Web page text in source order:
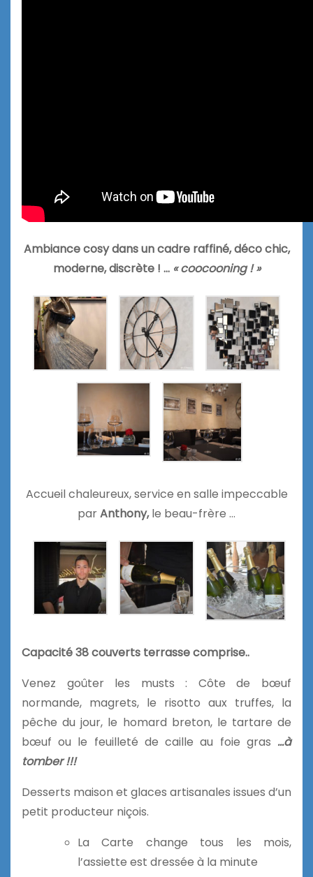
Ambiance cosy dans un cadre raffiné, déco chic,
moderne, discrète ! … « coocooning ! »
Accueil chaleureux, service en salle impeccable
parAnthony,le beau-frère …
Capacité 38 couverts terrasse comprise..
Venez goûter les musts : Côte de bœuf
normande, magrets, le risotto aux truffes, la
pêche du jour, le homard breton, le tartare de
bœuf ou le feuilleté de caille au foie gras …à
tomber !!!
Desserts maison et glaces artisanales issues d’un
petit producteur niçois.
La Carte change tous les mois,
l’assiette est dressée à la minute